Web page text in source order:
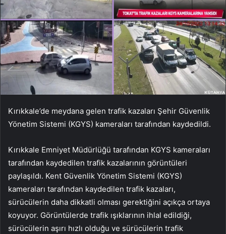
Kırıkkale’de meydana gelen trafik kazaları Şehir Güvenlik
Yönetim Sistemi (KGYS) kameraları tarafından kaydedildi.
Kırıkkale Emniyet Müdürlüğü tarafından KGYS kameraları
tarafından kaydedilen trafik kazalarının görüntüleri
paylaşıldı. Kent Güvenlik Yönetim Sistemi (KGYS)
kameraları tarafından kaydedilen trafik kazaları,
sürücülerin daha dikkatli olması gerektiğini açıkça ortaya
koyuyor. Görüntülerde trafik ışıklarının ihlal edildiği,
sürücülerin aşırı hızlı olduğu ve sürücülerin trafik